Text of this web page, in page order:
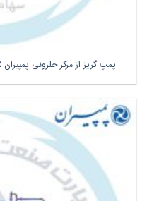
پمپ گریز از مرکز حلزونی پمپیران ER